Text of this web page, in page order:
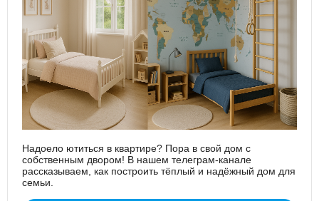
Надоело ютиться в квартире? Пора в свой дом с
собственным двором! В нашем телеграм-канале
рассказываем, как построить тёплый и надёжный дом для
семьи.